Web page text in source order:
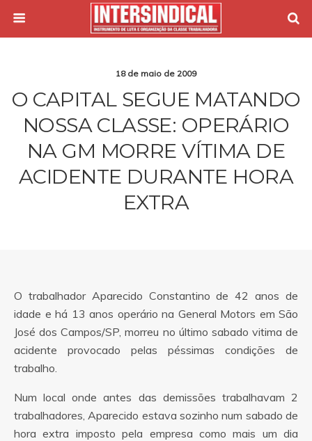
18 de maio de 2009
O CAPITAL SEGUE MATANDO
NOSSA CLASSE: OPERÁRIO
NA GM MORRE VÍTIMA DE
ACIDENTE DURANTE HORA
EXTRA
O trabalhador Aparecido Constantino de 42 anos de
idade e há 13 anos operário na General Motors em São
José dos Campos/SP, morreu no último sabado vitima de
acidente provocado pelas péssimas condições de
trabalho.
Num local onde antes das demissões trabalhavam 2
trabalhadores, Aparecido estava sozinho num sabado de
hora extra imposto pela empresa como mais um dia